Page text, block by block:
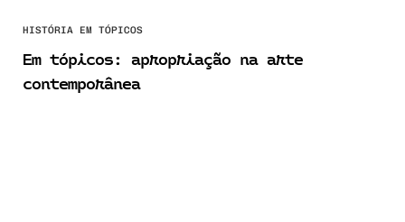
HISTÓRIA EM TÓPICOS
Em tópicos: apropriação na arte
contemporânea